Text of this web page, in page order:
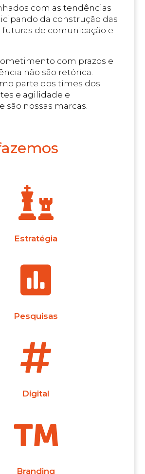
com as tendências
da construção das
de comunicação e
com prazos e
não são retórica.
parte dos times dos
e agilidade e
são nossas marcas.

Estratégia

Pesquisas

Digital

Branding